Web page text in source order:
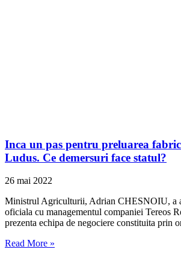
Inca un pas pentru preluarea
Ludus. Ce demersuri face statul?
26 mai 2022
Ministrul Agriculturii, Adrian CHESNOIU, a
oficiala cu managementul companiei Tereos
prezenta echipa de negociere constituita prin
Read More »